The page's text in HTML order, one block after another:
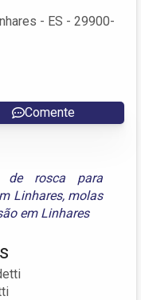
- ES - 29900-
Comente
de rosca para
Linhares, molas
em Linhares